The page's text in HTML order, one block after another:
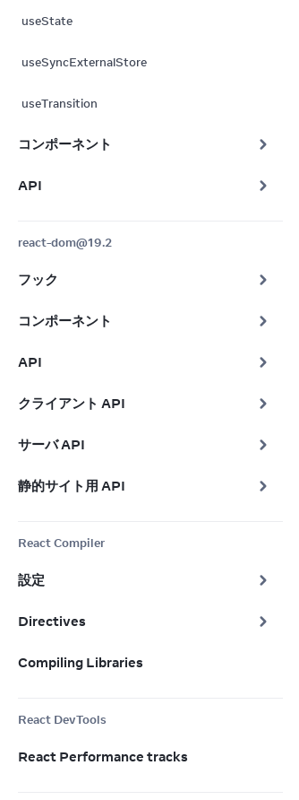
useState
useSyncExternalStore
useTransition
コンポーネント
API
react-dom@19.2
フック
コンポーネント
API
クライアント API
サーバ API
静的サイト用 API
React Compiler
設定
Directives
Compiling Libraries
React DevTools
React Performance tracks